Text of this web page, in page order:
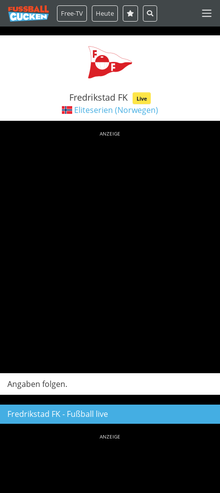
Free-TV Heute
Fredrikstad FK Live
Eliteserien (Norwegen)
ANZEIGE
Angaben folgen.
Fredrikstad FK - Fußball live
ANZEIGE